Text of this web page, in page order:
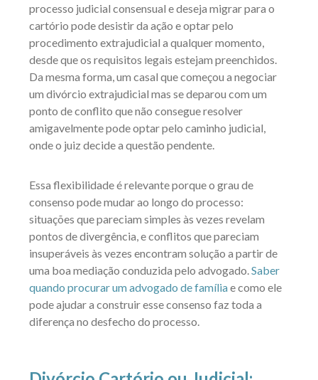
processo judicial consensual e deseja migrar para o
cartório pode desistir da ação e optar pelo
procedimento extrajudicial a qualquer momento,
desde que os requisitos legais estejam preenchidos.
Da mesma forma, um casal que começou a negociar
um divórcio extrajudicial mas se deparou com um
ponto de conflito que não consegue resolver
amigavelmente pode optar pelo caminho judicial,
onde o juiz decide a questão pendente.
Essa flexibilidade é relevante porque o grau de
consenso pode mudar ao longo do processo:
situações que pareciam simples às vezes revelam
pontos de divergência, e conflitos que pareciam
insuperáveis às vezes encontram solução a partir de
uma boa mediação conduzida pelo advogado. Saber
quando procurar um advogado de famíliae como ele
pode ajudar a construir esse consenso faz toda a
diferença no desfecho do processo.